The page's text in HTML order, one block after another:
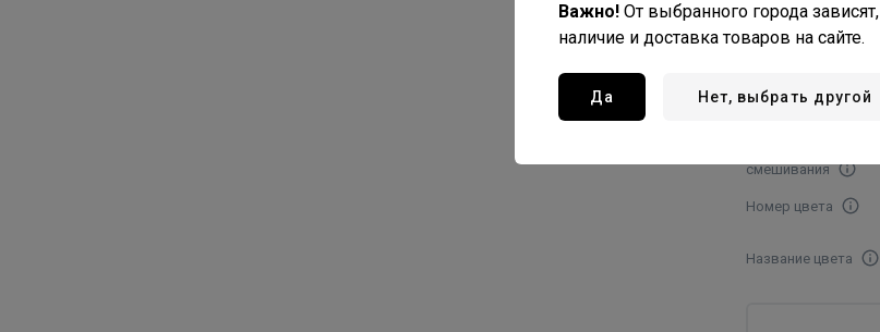
9/8
смешивания
Номер цвета
Название цвета
Важно! От выбранного города зависят,
наличие и доставка товаров на сайте.
Да Нет, выбрать другой